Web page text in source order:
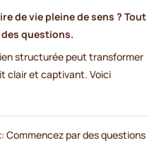
de vie pleine de sens ? Tout
questions.
structurée peut transformer
clair et captivant. Voici
: Commencez par des questions